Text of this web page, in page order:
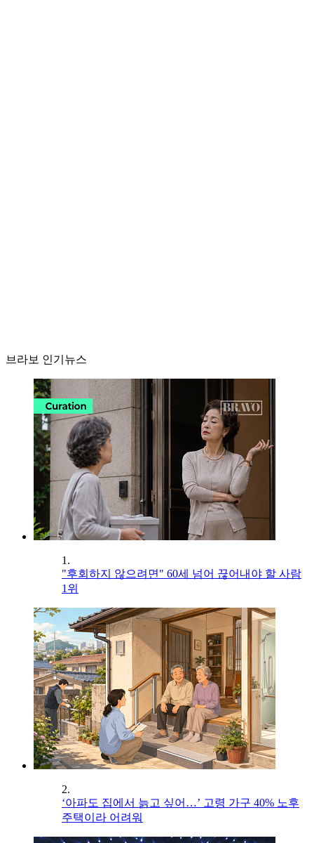
브라보 인기뉴스
1.
"후회하지 않으려면" 60세 넘어 끊어내야 할 사람
1위
2.
‘아파도 집에서 늙고 싶어…’ 고령 가구 40% 노후
주택이라 어려워